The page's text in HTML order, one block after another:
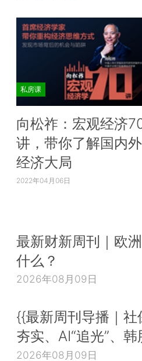
私房课
向松祚：宏观经济
讲，带你了解国内外
经济大局
2022年04月06日
最新财新周刊｜欧
什么？
2026年08月09日
{{最新周刊导播｜社
夯实、AI“追光”、
2026年08月09日